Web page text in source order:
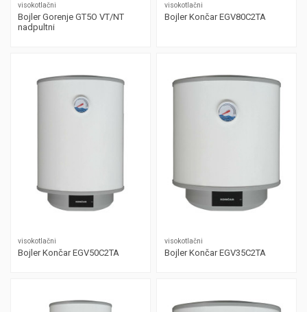
visokotlačni
Bojler Gorenje GT5O VT/NT
nadpultni
visokotlačni
Bojler Končar EGV80C2TA
visokotlačni
Bojler Končar EGV50C2TA
visokotlačni
Bojler Končar EGV35C2TA